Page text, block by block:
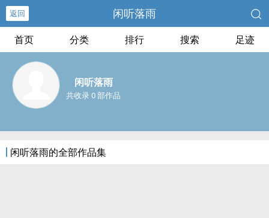
返回 闲听落雨
首页 分类 排行 搜索 足迹
闲听落雨
共收录 0 部作品
闲听落雨的全部作品集